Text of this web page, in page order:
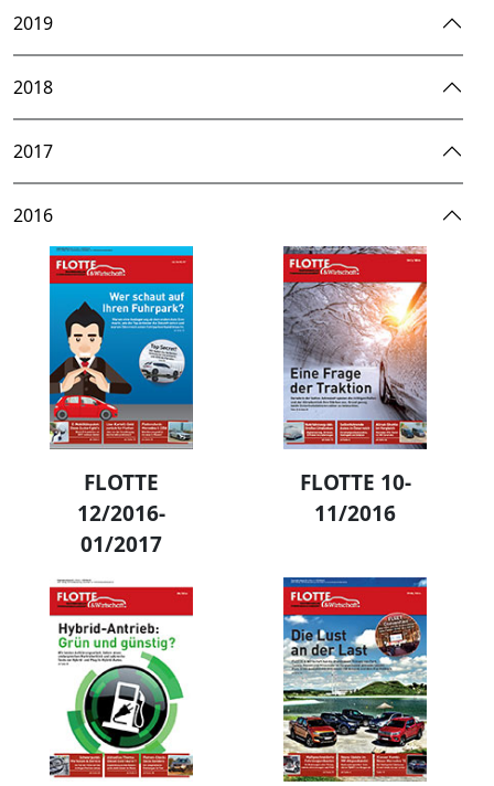
2019
2018
2017
2016
FLOTTE
12/2016-
01/2017
FLOTTE 10-
11/2016